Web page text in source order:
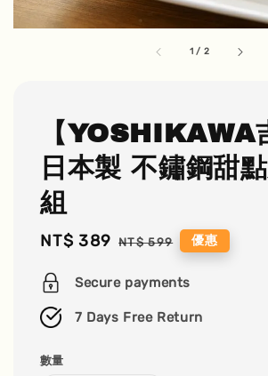
1 / 2
【YOSHIKAWA
日本製 不鏽鋼甜
組
Sale
NT$ 389 Regular
NT$ 599 優惠
Secure payments
7 Days Free Return
數量